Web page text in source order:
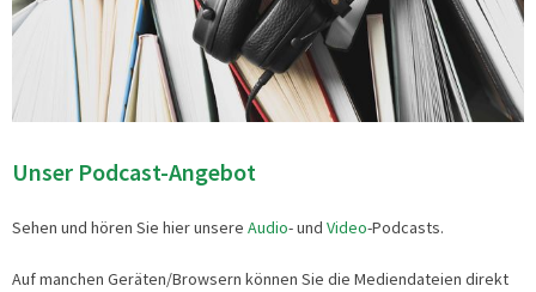
Unser Podcast-Angebot
Sehen und hören Sie hier unsere Audio- und Video-Podcasts.
Auf manchen Geräten/Browsern können Sie die Mediendateien direkt